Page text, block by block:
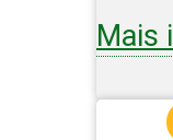
Mais